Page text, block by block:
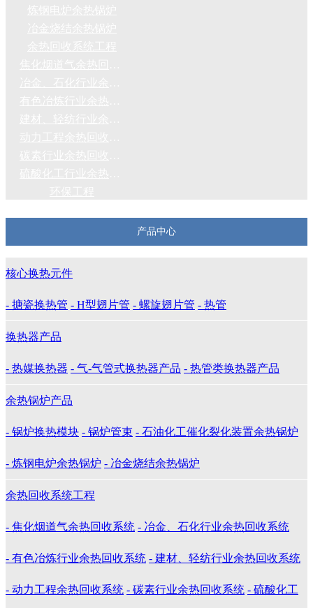
产品中心
核心换热元件
- 搪瓷换热管 - H型翅片管 - 螺旋翅片管 - 热管
换热器产品
- 热媒换热器 - 气-气管式换热器产品 - 热管类换热器产品
余热锅炉产品
- 锅炉换热模块 - 锅炉管束 - 石油化工催化裂化装置余热锅炉
- 炼钢电炉余热锅炉 - 冶金烧结余热锅炉
余热回收系统工程
- 焦化烟道气余热回收系统 - 冶金、石化行业余热回收系统
- 有色冶炼行业余热回收系统 - 建材、轻纺行业余热回收系统
- 动力工程余热回收系统 - 碳素行业余热回收系统 - 硫酸化工